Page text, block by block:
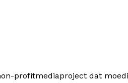
profitmediaproject dat